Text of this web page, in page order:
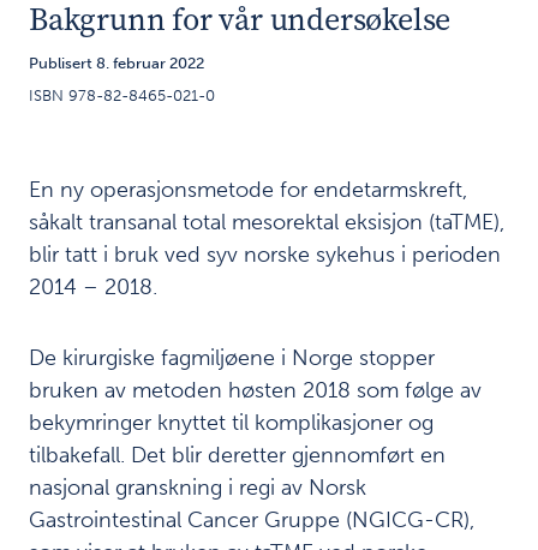
Historien
om
taTME i
endetarmskreft
i Norge
5
Tidslinje
av
taTME
6
Utprøving
av nye
kirurgiske
og
Bakgrunn for vår undersøkelse
Publisert 8. februar 2022
ISBN 978-82-8465-021-0
En ny operasjonsmetode for endetarmskreft,
såkalt transanal total mesorektal eksisjon (taTME),
blir tatt i bruk ved syv norske sykehus i perioden
2014 – 2018.
De kirurgiske fagmiljøene i Norge stopper
bruken av metoden høsten 2018 som følge av
bekymringer knyttet til komplikasjoner og
tilbakefall. Det blir deretter gjennomført en
nasjonal granskning i regi av Norsk
Gastrointestinal Cancer Gruppe (NGICG-CR),